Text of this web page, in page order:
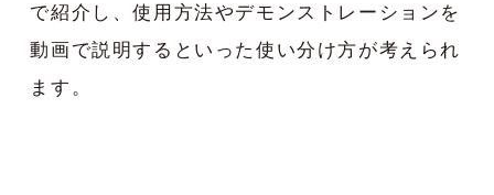
で紹介し、使用方法やデモンストレーションを
動画で説明するといった使い分け方が考えられ
ます。